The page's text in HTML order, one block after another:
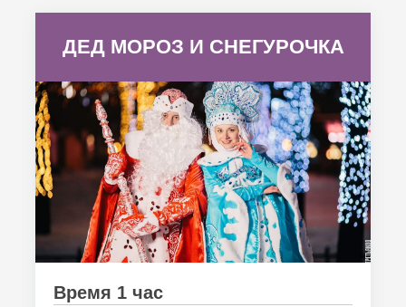
ДЕД МОРОЗ И СНЕГУРОЧКА
Время 1 час